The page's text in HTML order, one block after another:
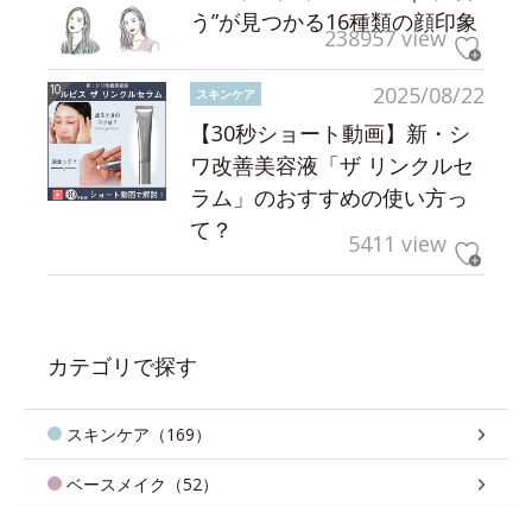
う”が見つかる16種類の顔印象
238957 view
2025/08/22
スキンケア
【30秒ショート動画】新・シ
ワ改善美容液「ザ リンクルセ
ラム」のおすすめの使い方っ
て？
5411 view
カテゴリで探す
スキンケア（169）
ベースメイク（52）